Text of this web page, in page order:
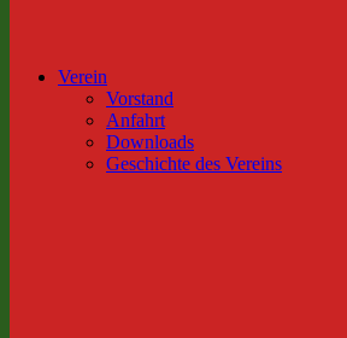
Verein
Vorstand
Anfahrt
Downloads
Geschichte des Vereins